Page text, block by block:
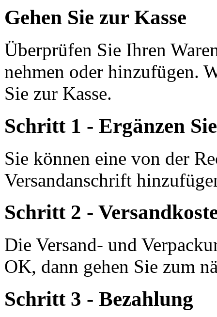
Gehen Sie zur Kasse
Überprüfen Sie Ihren
nehmen oder hinzufügen.
Sie zur Kasse.
Schritt 1 - Ergänzen
Sie können eine von der
Versandanschrift
Schritt 2 -
Die Versand- und
OK, dann gehen Sie zum
Schritt 3 - Bezahlung